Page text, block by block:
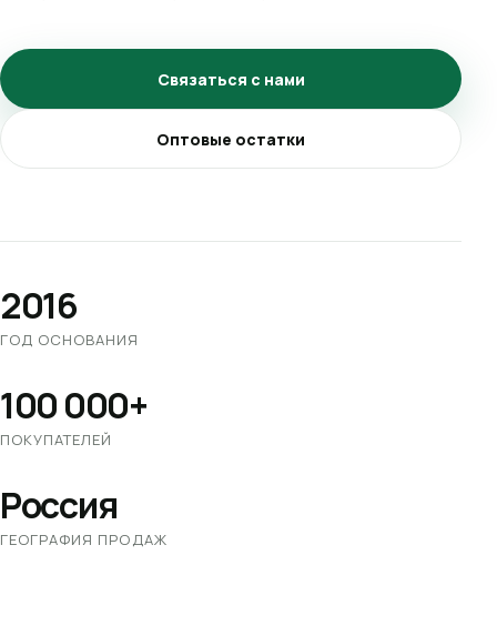
Связаться с нами
Оптовые остатки
2016
ГОД ОСНОВАНИЯ
100 000+
ПОКУПАТЕЛЕЙ
Россия
ГЕОГРАФИЯ ПРОДАЖ